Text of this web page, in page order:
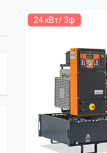
24 кВт/ 3ф